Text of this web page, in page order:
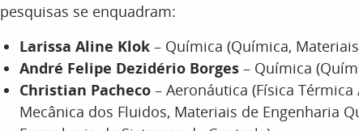
pesquisas se enquadram:
Larissa Aline Klok – Química (Química,
André Felipe Dezidério Borges – Química
Christian Pacheco – Aeronáutica (Física
Mecânica dos Fluidos, Materiais de Engenharia